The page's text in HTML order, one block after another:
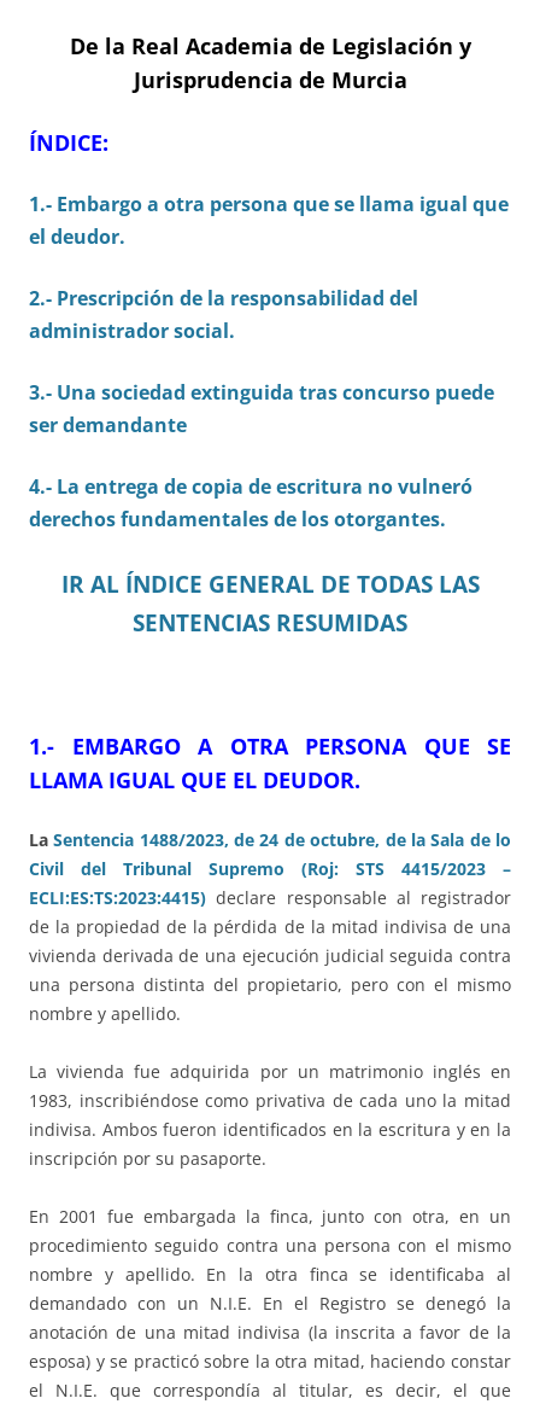
De la Real Academia de Legislación y
Jurisprudencia de Murcia
ÍNDICE:
1.- Embargo a otra persona que se llama igual que
el deudor.
2.- Prescripción de la responsabilidad del
administrador social.
3.- Una sociedad extinguida tras concurso puede
ser demandante
4.- La entrega de copia de escritura no vulneró
derechos fundamentales de los otorgantes.
IR AL ÍNDICE GENERAL DE TODAS LAS
SENTENCIAS RESUMIDAS
1.- EMBARGO A OTRA PERSONA QUE SE
LLAMA IGUAL QUE EL DEUDOR.
LaSentencia 1488/2023, de 24 de octubre, de la Sala de lo
Civil del Tribunal Supremo (Roj: STS 4415/2023 –
ECLI:ES:TS:2023:4415) declare responsable al registrador
de la propiedad de la pérdida de la mitad indivisa de una
vivienda derivada de una ejecución judicial seguida contra
una persona distinta del propietario, pero con el mismo
nombre y apellido.
La vivienda fue adquirida por un matrimonio inglés en
1983, inscribiéndose como privativa de cada uno la mitad
indivisa. Ambos fueron identificados en la escritura y en la
inscripción por su pasaporte.
En 2001 fue embargada la finca, junto con otra, en un
procedimiento seguido contra una persona con el mismo
nombre y apellido. En la otra finca se identificaba al
demandado con un N.I.E. En el Registro se denegó la
anotación de una mitad indivisa (la inscrita a favor de la
esposa) y se practicó sobre la otra mitad, haciendo constar
el N.I.E. que correspondía al titular, es decir, el que